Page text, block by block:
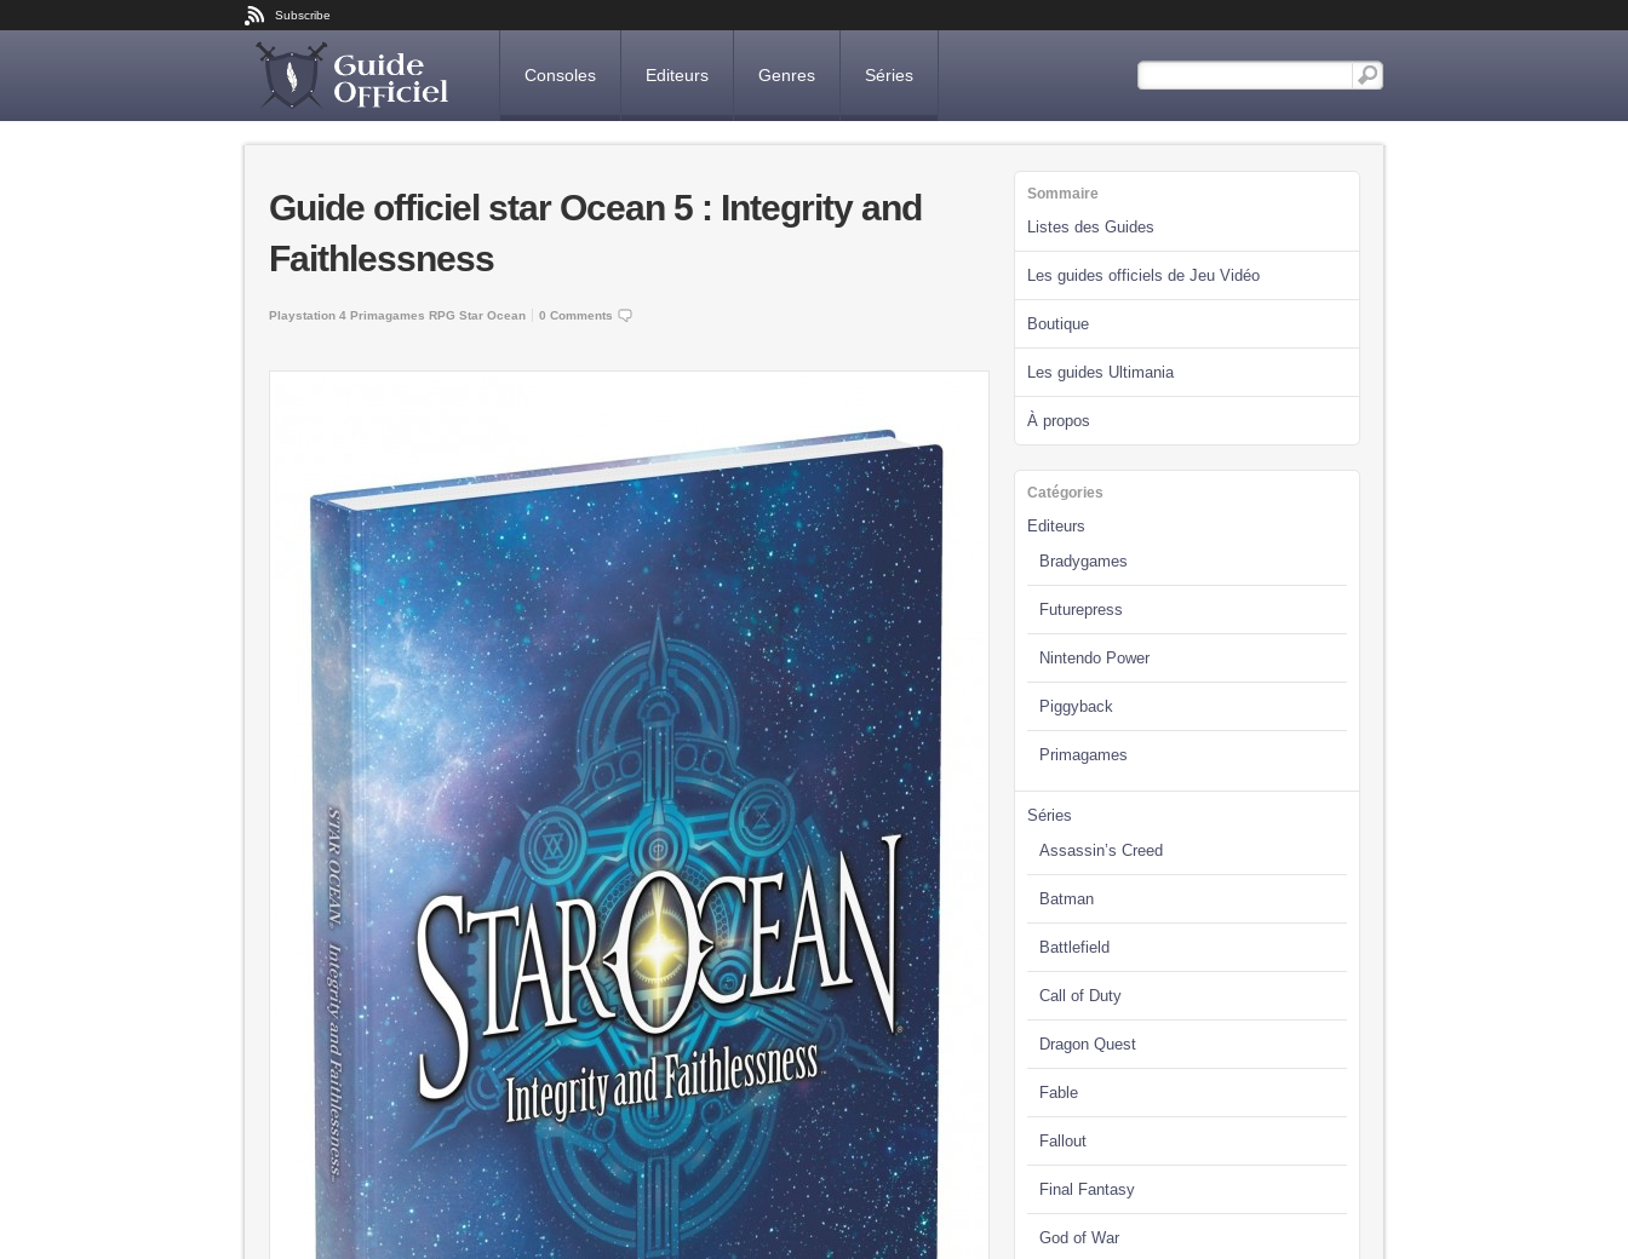
Subscribe
Consoles Editeurs Genres Séries
Guide officiel star Ocean 5 : Integrity and
Faithlessness
Playstation 4 Primagames RPG Star Ocean 0 Comments
Sommaire
Listes des Guides
Les guides officiels de Jeu Vidéo
Boutique
Les guides Ultimania
À propos
Catégories
Editeurs
Bradygames
Futurepress
Nintendo Power
Piggyback
Primagames
Séries
Assassin’s Creed
Batman
Battlefield
Call of Duty
Dragon Quest
Fable
Fallout
Final Fantasy
God of War